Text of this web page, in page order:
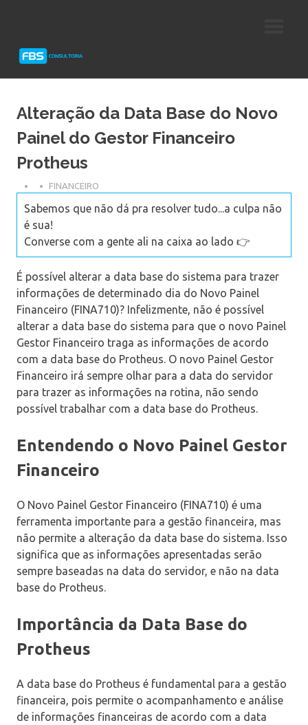
Protheus
Alteração da Data Base do Novo
Painel do Gestor Financeiro
Protheus
FINANCEIRO
Sabemos que não dá pra resolver tudo...a culpa não
é sua!
Converse com a gente ali na caixa ao lado 👉
É possível alterar a data base do sistema para trazer
informações de determinado dia do Novo Painel
Financeiro (FINA710)? Infelizmente, não é possível
alterar a data base do sistema para que o novo Painel
Gestor Financeiro traga as informações de acordo
com a data base do Protheus. O novo Painel Gestor
Financeiro irá sempre olhar para a data do servidor
para trazer as informações na rotina, não sendo
possível trabalhar com a data base do Protheus.
Entendendo o Novo Painel Gestor
Financeiro
O Novo Painel Gestor Financeiro (FINA710) é uma
ferramenta importante para a gestão financeira, mas
não permite a alteração da data base do sistema. Isso
significa que as informações apresentadas serão
sempre baseadas na data do servidor, e não na data
base do Protheus.
Importância da Data Base do
Protheus
A data base do Protheus é fundamental para a gestão
financeira, pois permite o acompanhamento e análise
de informações financeiras de acordo com a data